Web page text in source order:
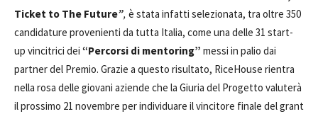
Ticket to The Future”, è stata infatti selezionata, tra oltre 350
candidature provenienti da tutta Italia, come una delle 31 start-
up vincitrici dei “Percorsi di mentoring” messi in palio dai
partner del Premio. Grazie a questo risultato, RiceHouse rientra
nella rosa delle giovani aziende che la Giuria del Progetto valuterà
il prossimo 21 novembre per individuare il vincitore finale del grant